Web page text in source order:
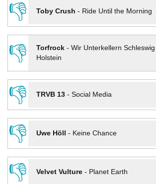
👎
Toby Crush - Ride Until the Morning
👎
Torfrock- Wir Unterkellern Schleswig
Holstein
👎
TRVB 13- Social Media
👎
Uwe Höll - Keine Chance
👎
Velvet Vulture- Planet Earth